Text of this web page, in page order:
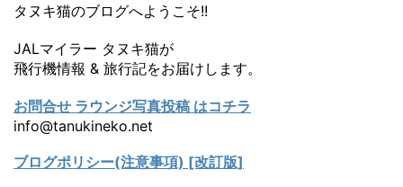
タヌキ猫のブログへようこそ!!
JALマイラー タヌキ猫が
飛行機情報 & 旅行記をお届けします。
お問合せ ラウンジ写真投稿 はコチラ
info@tanukineko.net
ブログポリシー(注意事項) [改訂版]